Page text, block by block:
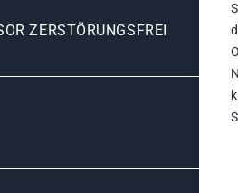
ZERSTÖRUNGSFREI